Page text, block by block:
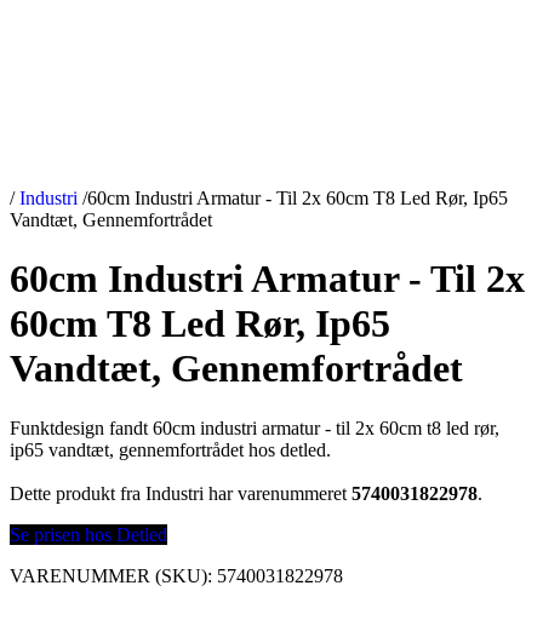
/ Industri /60cm Industri Armatur - Til 2x 60cm T8 Led Rør, Ip65
Vandtæt, Gennemfortrådet
60cm Industri Armatur - Til 2x
60cm T8 Led Rør, Ip65
Vandtæt, Gennemfortrådet
Funktdesign fandt 60cm industri armatur - til 2x 60cm t8 led rør,
ip65 vandtæt, gennemfortrådet hos detled.
Dette produkt fra Industri har varenummeret 5740031822978.
Se prisen hos Detled
VARENUMMER (SKU): 5740031822978